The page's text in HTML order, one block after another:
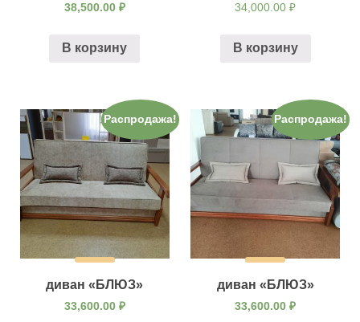
38,500.00 ₽
В корзину
34,000.00₽
В корзину
Распродажа!
диван «БЛЮЗ»
33,600.00 ₽
Распродажа!
диван «БЛЮЗ»
33,600.00₽